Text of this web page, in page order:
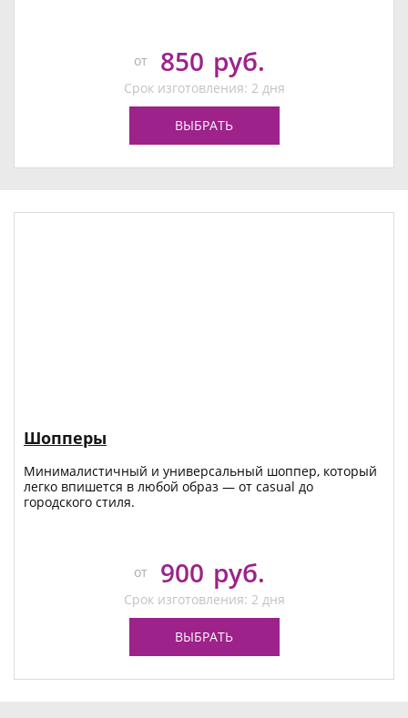
от 850 руб.
Срок изготовления: 2 дня
ВЫБРАТЬ
Шопперы
Минималистичный и универсальный шоппер, который
легко впишется в любой образ — от casual до
городского стиля.
от 900 руб.
Срок изготовления: 2 дня
ВЫБРАТЬ